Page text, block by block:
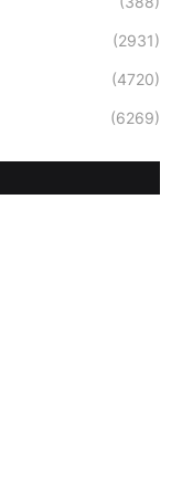
(2931)
(4720)
(6269)